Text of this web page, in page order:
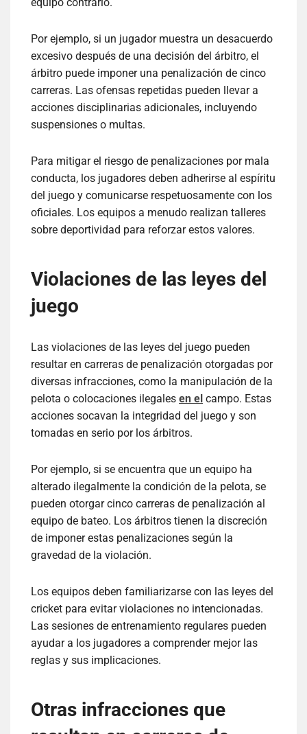
Por ejemplo, si un jugador muestra un desacuerdo
excesivo después de una decisión del árbitro, el
árbitro puede imponer una penalización de cinco
carreras. Las ofensas repetidas pueden llevar a
acciones disciplinarias adicionales, incluyendo
suspensiones o multas.
Para mitigar el riesgo de penalizaciones por mala
conducta, los jugadores deben adherirse al espíritu
del juego y comunicarse respetuosamente con los
oficiales. Los equipos a menudo realizan talleres
sobre deportividad para reforzar estos valores.
Violaciones de las leyes del
juego
Las violaciones de las leyes del juego pueden
resultar en carreras de penalización otorgadas por
diversas infracciones, como la manipulación de la
pelota o colocaciones ilegales en el campo. Estas
acciones socavan la integridad del juego y son
tomadas en serio por los árbitros.
Por ejemplo, si se encuentra que un equipo ha
alterado ilegalmente la condición de la pelota, se
pueden otorgar cinco carreras de penalización al
equipo de bateo. Los árbitros tienen la discreción
de imponer estas penalizaciones según la
gravedad de la violación.
Los equipos deben familiarizarse con las leyes del
cricket para evitar violaciones no intencionadas.
Las sesiones de entrenamiento regulares pueden
ayudar a los jugadores a comprender mejor las
reglas y sus implicaciones.
Otras infracciones que